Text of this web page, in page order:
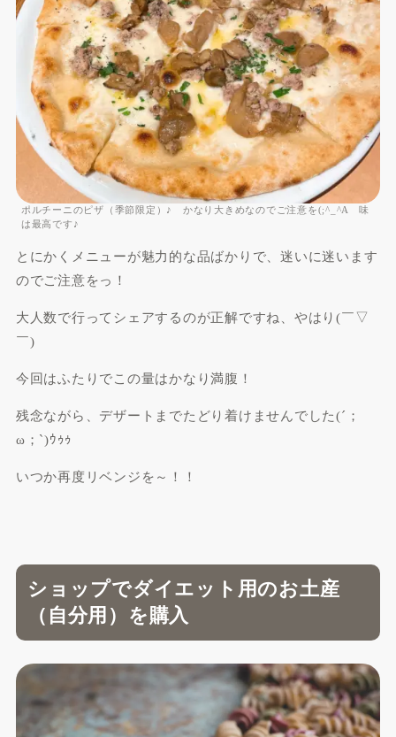
ポルチーニのピザ（季節限定）♪ かなり大きめなのでご注意を(;^_^A 味
は最高です♪
とにかくメニューが魅力的な品ばかりで、迷いに迷います
のでご注意をっ！
大人数で行ってシェアするのが正解ですね、やはり(￣▽
￣)
今回はふたりでこの量はかなり満腹！
残念ながら、デザートまでたどり着けませんでした(´；
ω；`)ｳｩｩ
いつか再度リベンジを～！！
ショップでダイエット用のお土産
（自分用）を購入